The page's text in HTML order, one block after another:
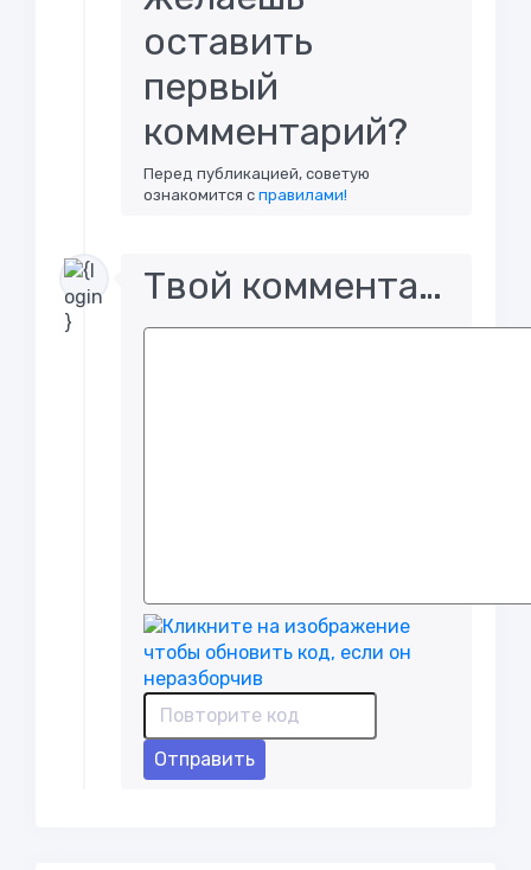
оставить
первый
комментарий?
Перед публикацией, советую
ознакомится справилами!
Твой комментарий..
Отправить